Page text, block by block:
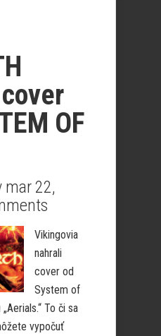
OF
mar 22,
Vikingovia
nahrali
cover od
System of
To či sa
vypočuť